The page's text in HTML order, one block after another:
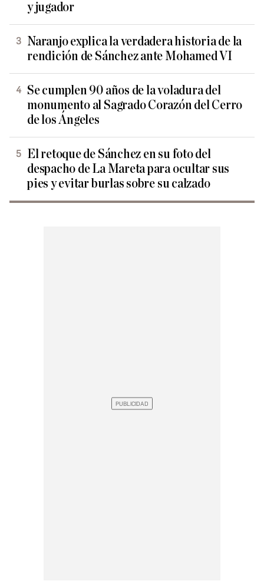
y jugador
Naranjo explica la verdadera historia de la
rendición de Sánchez ante Mohamed VI
Se cumplen 90 años de la voladura del
monumento al Sagrado Corazón del Cerro
de los Ángeles
El retoque de Sánchez en su foto del
despacho de La Mareta para ocultar sus
pies y evitar burlas sobre su calzado